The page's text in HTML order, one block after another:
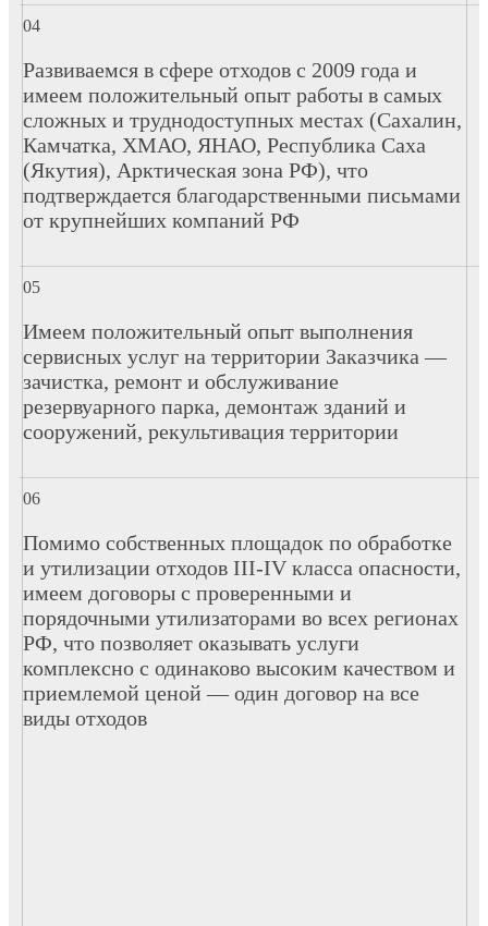
Развиваемся в сфере отходов с 2009 года и
имеем положительный опыт работы в самых
сложных и труднодоступных местах (Сахалин,
Камчатка, ХМАО, ЯНАО, Республика Саха
(Якутия), Арктическая зона РФ), что
подтверждается благодарственными письмами
от крупнейших компаний РФ
Имеем положительный опыт выполнения
сервисных услуг на территории Заказчика —
зачистка, ремонт и обслуживание
резервуарного парка, демонтаж зданий и
сооружений, рекультивация территории
Помимо собственных площадок по обработке
и утилизации отходов III-IV класса опасности,
имеем договоры с проверенными и
порядочными утилизаторами во всех регионах
РФ, что позволяет оказывать услуги
комплексно с одинаково высоким качеством и
приемлемой ценой — один договор на все
виды отходов